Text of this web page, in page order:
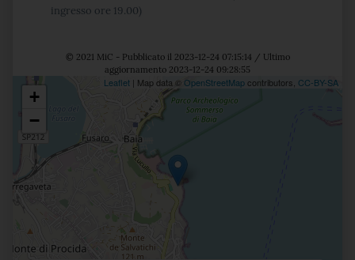
ingresso ore 19.00)
© 2021 MiC - Pubblicato il 2023-12-24 07:15:14 / Ultimo
aggiornamento 2023-12-24 09:28:55
Posizione
+
−
Leaflet | Map data © OpenStreetMap contributors, CC-BY-SA